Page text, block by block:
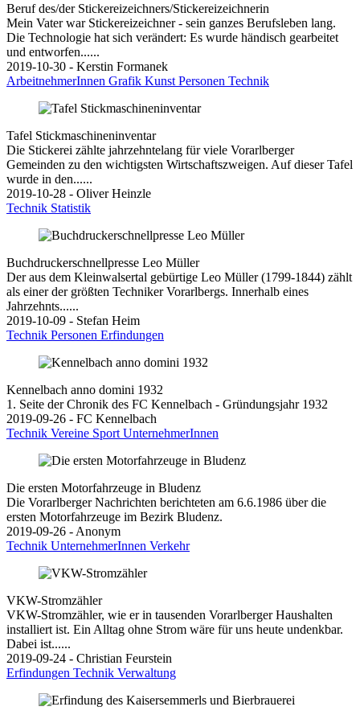
Beruf des/der Stickereizeichners/Stickereizeichnerin
Mein Vater war Stickereizeichner - sein ganzes Berufsleben lang.
Die Technologie hat sich verändert: Es wurde händisch gearbeitet
und entworfen......
2019-10-30 - Kerstin Formanek
ArbeitnehmerInnen Grafik Kunst Personen Technik
Tafel Stickmaschineninventar
Die Stickerei zählte jahrzehntelang für viele Vorarlberger
Gemeinden zu den wichtigsten Wirtschaftszweigen. Auf dieser Tafel
wurde in den......
2019-10-28 - Oliver Heinzle
Technik Statistik
Buchdruckerschnellpresse Leo Müller
Der aus dem Kleinwalsertal gebürtige Leo Müller (1799-1844) zählt
als einer der größten Techniker Vorarlbergs. Innerhalb eines
Jahrzehnts......
2019-10-09 - Stefan Heim
Technik Personen Erfindungen
Kennelbach anno domini 1932
1. Seite der Chronik des FC Kennelbach - Gründungsjahr 1932
2019-09-26 - FC Kennelbach
Technik Vereine Sport UnternehmerInnen
Die ersten Motorfahrzeuge in Bludenz
Die Vorarlberger Nachrichten berichteten am 6.6.1986 über die
ersten Motorfahrzeuge im Bezirk Bludenz.
2019-09-26 - Anonym
Technik UnternehmerInnen Verkehr
VKW-Stromzähler
VKW-Stromzähler, wie er in tausenden Vorarlberger Haushalten
installiert ist. Ein Alltag ohne Strom wäre für uns heute undenkbar.
Dabei ist......
2019-09-24 - Christian Feurstein
Erfindungen Technik Verwaltung